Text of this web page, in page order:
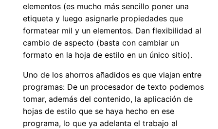
elementos (es mucho más sencillo poner una
etiqueta y luego asignarle propiedades que
formatear mil y un elementos. Dan flexibilidad al
cambio de aspecto (basta con cambiar un
formato en la hoja de estilo en un único sitio).
Uno de los ahorros añadidos es que viajan entre
programas: De un procesador de texto podemos
tomar, además del contenido, la aplicación de
hojas de estilo que se haya hecho en ese
programa, lo que ya adelanta el trabajo al